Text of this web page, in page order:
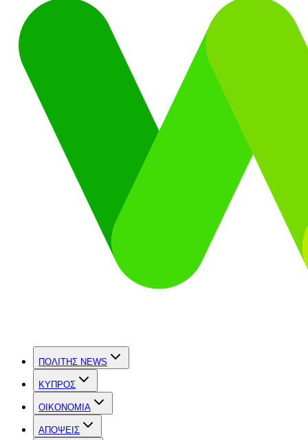
ΠΟΛΙΤΗΣ NEWS
ΚΥΠΡΟΣ
OIKONOMIA
ΑΠΟΨΕΙΣ